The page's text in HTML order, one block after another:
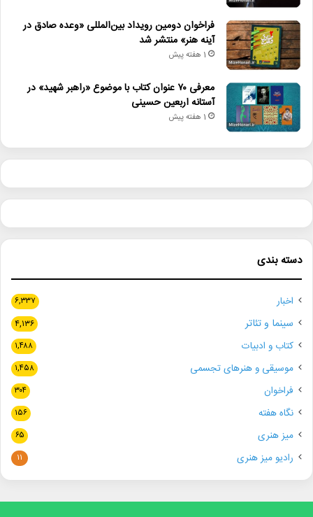
فراخوان دومین رویداد بین‌المللی «وعده صادق در
آینه هنر» منتشر شد
1 هفته پیش
معرفی ۷۰ عنوان کتاب با موضوع «راهبر شهید» در
آستانه اربعین حسینی
1 هفته پیش
دسته بندی
اخبار ۶,۳۳۷
سینما و تئاتر ۴,۱۳۶
کتاب و ادبیات ۱,۴۸۸
موسیقی و هنرهای تجسمی ۱,۴۵۸
فراخوان ۳۰۴
نگاه هفته ۱۵۶
میز هنری ۶۵
رادیو میز هنری ۱۱